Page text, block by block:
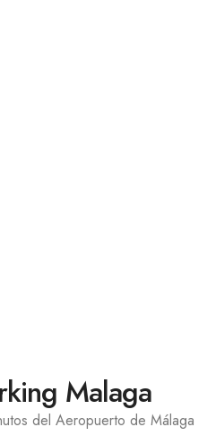
Malaga
del Aeropuerto de Málaga